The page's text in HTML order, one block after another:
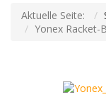
Aktuelle Seite:
Yonex Racket-